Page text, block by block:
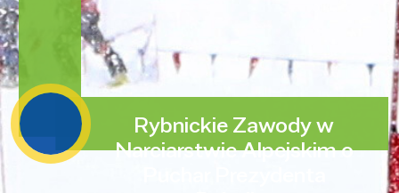
Rybnickie Zawody w
Narciarstwie Alpejskim o